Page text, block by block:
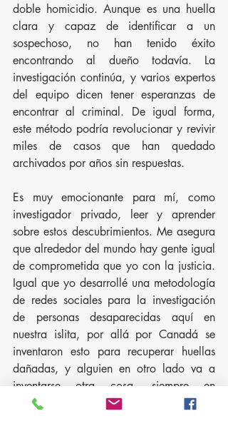
doble homicidio. Aunque es una huella
clara y capaz de identificar a un
sospechoso, no han tenido éxito
encontrando al dueño todavía. La
investigación continúa, y varios expertos
del equipo dicen tener esperanzas de
encontrar al criminal. De igual forma,
este método podría revolucionar y revivir
miles de casos que han quedado
archivados por años sin respuestas.
Es muy emocionante para mí, como
investigador privado, leer y aprender
sobre estos descubrimientos. Me asegura
que alrededor del mundo hay gente igual
de comprometida que yo con la justicia.
Igual que yo desarrollé una metodología
de redes sociales para la investigación
de personas desaparecidas aquí en
nuestra islita, por allá por Canadá se
inventaron esto para recuperar huellas
dañadas, y alguien en otro lado va a
inventarse otra cosa, siempre en
búsqueda de la verdad. Casi se siente